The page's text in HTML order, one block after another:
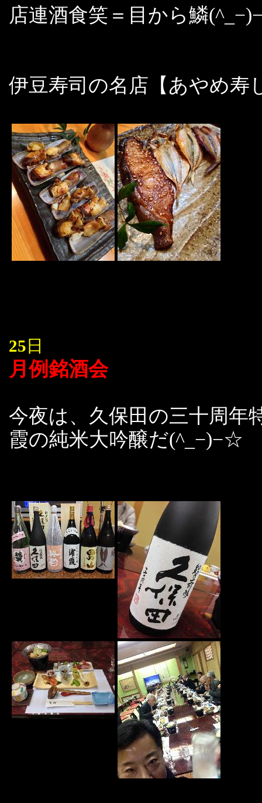
店連酒食笑＝目から鱗
伊豆寿司の名店【あやめ寿
25 日
月例銘酒会
今夜は、久保田の三十周年
霞の純米大吟醸だ(^_−)−☆